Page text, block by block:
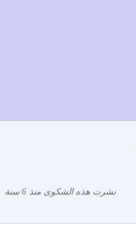
نشرت هذه الشكوى منذ 6 سنة